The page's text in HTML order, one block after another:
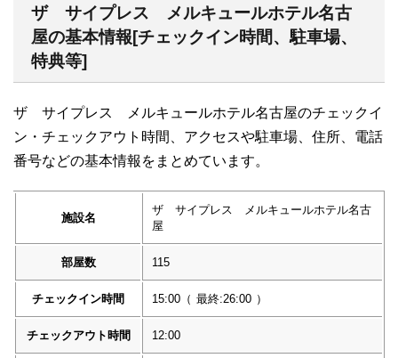
ザ サイプレス メルキュールホテル名古
屋の基本情報[チェックイン時間、駐車場、
特典等]
ザ サイプレス メルキュールホテル名古屋のチェックイ
ン・チェックアウト時間、アクセスや駐車場、住所、電話
番号などの基本情報をまとめています。
施設名
ザ サイプレス メルキュールホテル名古
屋
部屋数 115
チェックイン時間 15:00 （ 最終:26:00 ）
チェックアウト時間 12:00